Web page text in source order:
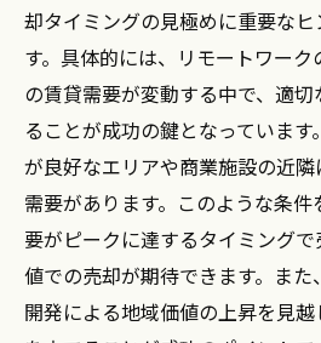
却タイミングの見極めに重要な
す。具体的には、リモートワー
の賃貸需要が変動する中で、適
ることが成功の鍵となっていま
が良好なエリアや商業施設の近
需要があります。このような条
要がピークに達するタイミング
値での売却が期待できます。ま
開発による地域価値の上昇を見